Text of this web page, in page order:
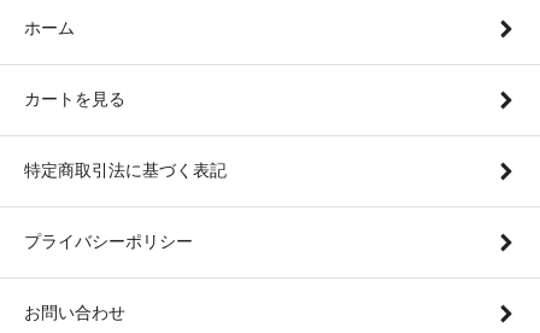
ホーム
カートを見る
特定商取引法に基づく表記
プライバシーポリシー
お問い合わせ